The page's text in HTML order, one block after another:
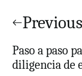
de
entradas
Previous
Paso a paso
diligencia de